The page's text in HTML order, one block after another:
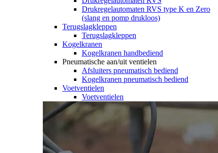
Drukregelautomaten RVS type K en Zero
(slang en pomp drukloos)
Terugslagkleppen
Terugslagkleppen
Kogelkranen
Kogelkranen handbediend
Pneumatische aan/uit ventielen
Afsluiters pneumatisch bediend
Kogelkranen pneumatisch bediend
Voetventielen
Voetventielen